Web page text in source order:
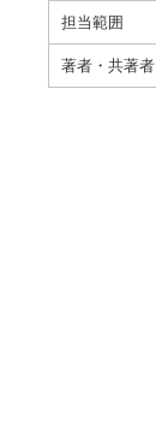
担当範囲
著者・共著者